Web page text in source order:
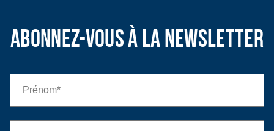
Abonnez-vous à la newsletter